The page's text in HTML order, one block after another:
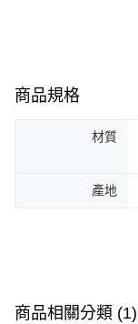
商品規格
材質
產地
商品相關分類 (1)